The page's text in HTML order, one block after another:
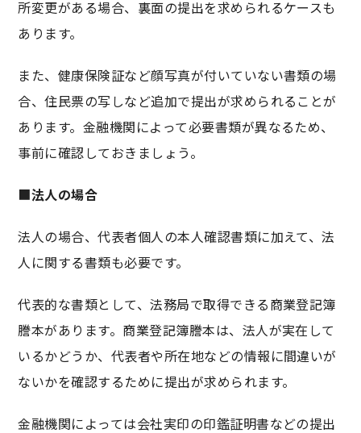
所変更がある場合、裏面の提出を求められるケースも
あります。
また、健康保険証など顔写真が付いていない書類の場
合、住民票の写しなど追加で提出が求められることが
あります。金融機関によって必要書類が異なるため、
事前に確認しておきましょう。
■法人の場合
法人の場合、代表者個人の本人確認書類に加えて、法
人に関する書類も必要です。
代表的な書類として、法務局で取得できる商業登記簿
謄本があります。商業登記簿謄本は、法人が実在して
いるかどうか、代表者や所在地などの情報に間違いが
ないかを確認するために提出が求められます。
金融機関によっては会社実印の印鑑証明書などの提出